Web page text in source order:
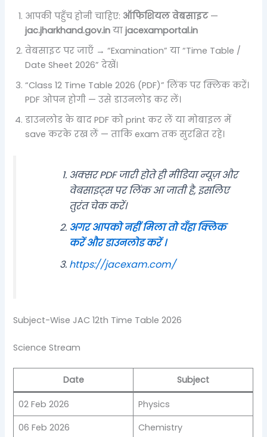
आपकी पहुँच होनी चाहिए: ऑफिशियल वेबसाइट—
jac.jharkhand.gov.in याjacexamportal.in
वेबसाइट पर जाएँ → “Examination” या “Time Table /
Date Sheet 2026” देखें।
“Class 12 Time Table 2026 (PDF)” लिंक पर क्लिक करें।
PDF ओपन होगी — उसे डाउनलोड कर लें।
डाउनलोड के बाद PDF को print कर लें या मोबाइल में
save करके रख लें — ताकि exam तक सुरक्षित रहे।
अक्सर PDF जारी होते ही मीडिया न्यूज़ और
वेबसाइट्स पर लिंक आ जाती है, इसलिए
तुरंत चेक करें।
अगर आपको नहीं मिला तो यँहा क्लिक
करें और डाउनलोड करें ।
https://jacexam.com/
Subject-Wise JAC 12th Time Table 2026
Science Stream
Date Subject
02 Feb 2026
Physics
06 Feb 2026
Chemistry